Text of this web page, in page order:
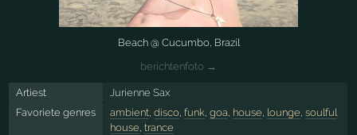
Beach @ Cucumbo, Brazil
berichtenfoto →
Artiest
Jurienne Sax
Favoriete genres
ambient, disco, funk, goa house lounge soulful
house trance